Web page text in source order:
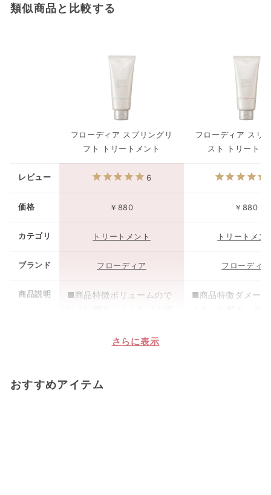
類似商品と比較する
フローディア スプリングリ
フト トリートメント
フローディア スリ
スト トリートメ
レビュー 6
価格 ￥880 ￥880
カテゴリ トリートメント トリートメン
ブランド フローディア フローディア
商品説明
■商品特徴ボリュームので
ハリとコシを与え、根元か
す。ぺたんとしやすい髪を
■商品特徴ダメー
さらに表示
おすすめアイテム